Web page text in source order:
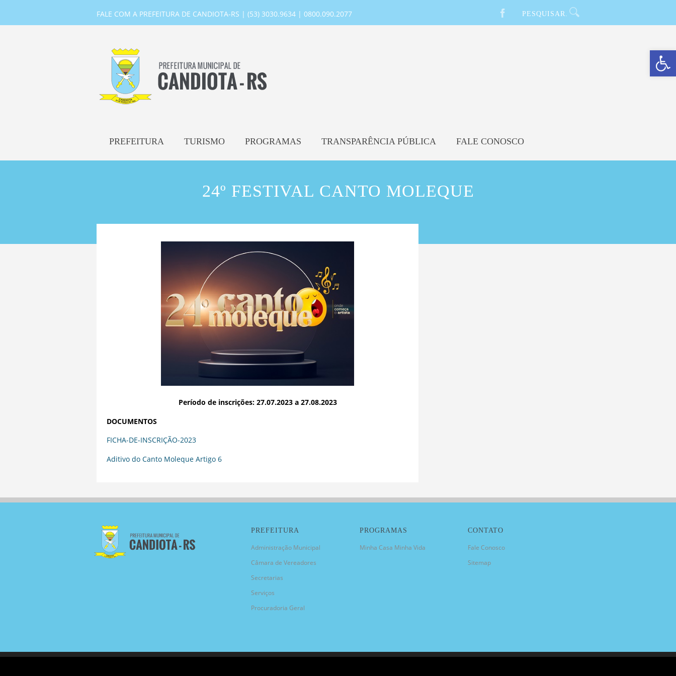
Barra de Ferramentas Aberta
FALE COM A PREFEITURA DE CANDIOTA-RS | (53) 3030.9634 | 0800.090.2077
PREFEITURA TURISMO PROGRAMAS TRANSPARÊNCIA PÚBLICA FALE CONOSCO
24º FESTIVAL CANTO MOLEQUE
Período de inscrições: 27.07.2023 a 27.08.2023
DOCUMENTOS
FICHA-DE-INSCRIÇÃO-2023
Aditivo do Canto Moleque Artigo 6
PREFEITURA
Administração Municipal
Câmara de Vereadores
Secretarias
Serviços
Procuradoria Geral
PROGRAMAS
Minha Casa Minha Vida
CONTATO
Fale Conosco
Sitemap